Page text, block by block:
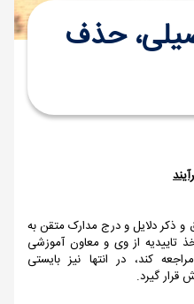
حذف
و ذکر دلایل و درج مدارک متقن به
تاییدیه از وی و معاون آموزشی
کند، در انتها نیز بایستی
قرار گیرد.